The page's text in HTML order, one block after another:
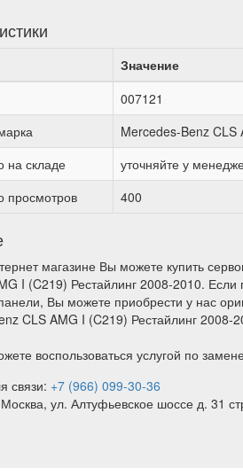
Значение
007121
Mercedes-Benz CLS
на складе
уточняйте у
просмотров
400
магазине Вы можете купить
I (C219) Рестайлинг 2008-2010.
Вы можете приобрести у нас
CLS AMG I (C219) Рестайлинг 2008-
воспользоваться услугой по
связи: +7 (966) 099-30-36
ул. Алтуфьевское шоссе д. 31